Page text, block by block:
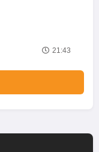
21:43